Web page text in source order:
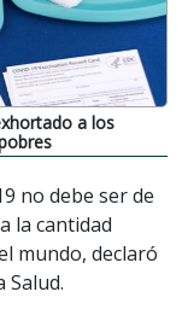
a los
no debe ser de
la cantidad
mundo, declaró
Salud.